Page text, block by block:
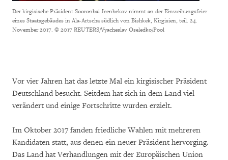
Der kirgisische Präsident Sooronbai Jeenbekov nimmt an der Einweihungsfeier
eines Staatsgebäudes in Ala-Artscha südlich von Bishkek, Kirgisien, teil. 24.
November 2017. © 2017 REUTERS/Vyacheslav Oseledko/Pool
Vor vier Jahren hat das letzte Mal ein kirgisischer Präsident
Deutschland besucht. Seitdem hat sich in dem Land viel
verändert und einige Fortschritte wurden erzielt.
Im Oktober 2017 fanden friedliche Wahlen mit mehreren
Kandidaten statt, aus denen ein neuer Präsident hervorging.
Das Land hat Verhandlungen mit der Europäischen Union